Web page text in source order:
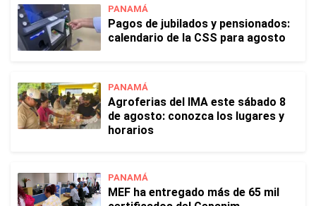
PANAMÁ
Pagos de jubilados y pensionados:
calendario de la CSS para agosto
PANAMÁ
Agroferias del IMA este sábado 8
de agosto: conozca los lugares y
horarios
PANAMÁ
MEF ha entregado más de 65 mil